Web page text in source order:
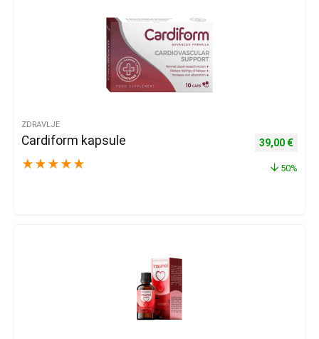
ZDRAVLJE
Cardiform kapsule
★ ★ ★ ★ ★
Izvorna
39,00 €
50%